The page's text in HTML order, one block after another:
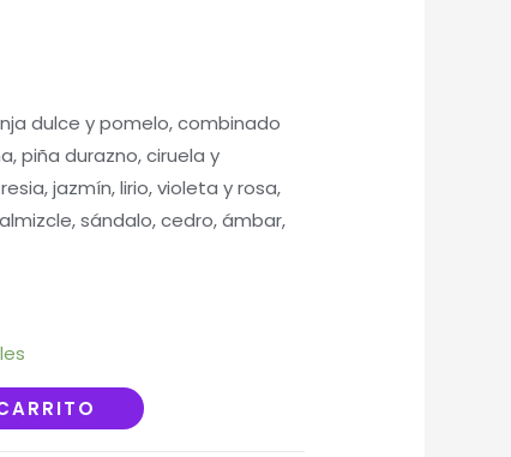
dulce y pomelo, combinado
piña durazno, ciruela y
jazmín, lirio, violeta y rosa,
sándalo, cedro, ámbar,